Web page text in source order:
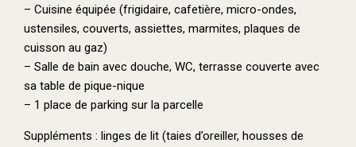
– Cuisine équipée (frigidaire, cafetière, micro-ondes,
ustensiles, couverts, assiettes, marmites, plaques de
cuisson au gaz)
– Salle de bain avec douche, WC, terrasse couverte avec
sa table de pique-nique
– 1 place de parking sur la parcelle
Suppléments : linges de lit (taies d’oreiller, housses de